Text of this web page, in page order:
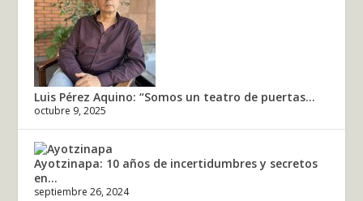
Luis Pérez Aquino: “Somos un teatro de puertas...
octubre 9, 2025
Ayotzinapa: 10 años de incertidumbres y secretos
en...
septiembre 26, 2024